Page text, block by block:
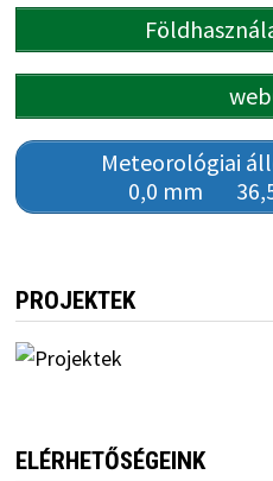
Meteorológiai
0,0 mm
PROJEKTEK
ELÉRHETŐSÉGEINK